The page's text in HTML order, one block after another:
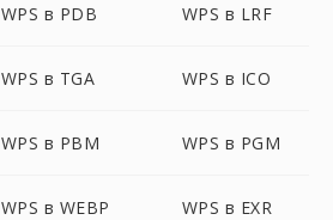
WPS в PDB WPS в LRF
WPS в TGA WPS в ICO
WPS в PBM WPS в PGM
WPS в WEBP WPS в EXR